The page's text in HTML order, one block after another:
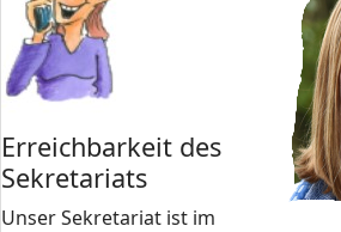
Erreichbarkeit des
Sekretariats
Unser Sekretariat ist im